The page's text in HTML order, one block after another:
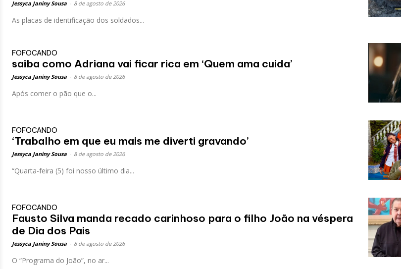
Jessyca Janiny Sousa 8 de agosto de 2026
As placas de identificação dos soldados...
FOFOCANDO
saiba como Adriana vai ficar rica em ‘Quem ama cuida’
Jessyca Janiny Sousa 8 de agosto de 2026
Após comer o pão que o...
FOFOCANDO
‘Trabalho em que eu mais me diverti gravando’
Jessyca Janiny Sousa 8 de agosto de 2026
“Quarta-feira (5) foi nosso último dia...
FOFOCANDO
Fausto Silva manda recado carinhoso para o filho João na véspera
de Dia dos Pais
Jessyca Janiny Sousa 8 de agosto de 2026
O “Programa do João”, no ar...